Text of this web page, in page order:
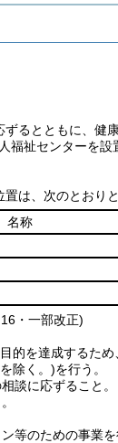
るとともに、健
福祉センターを設
は、次のとおりと
名称
・一部改正)
的を達成するた
除く。)を行う。
談に応ずること。
等のための事業を